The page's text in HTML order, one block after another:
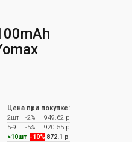
Цена при покупке:
2шт
-2%
949.62 р
5-9
-5%
920.55 р
>10шт -10% 872.1 р